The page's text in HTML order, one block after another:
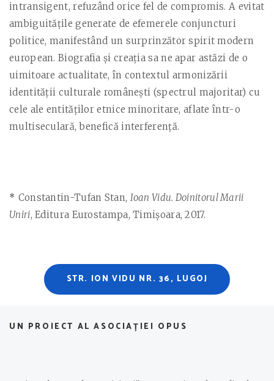
intransigent, refuzând orice fel de compromis. A evitat
ambiguităţile generate de efemerele conjuncturi
politice, manifestând un surprinzător spirit modern
european. Biografia şi creaţia sa ne apar astăzi de o
uimitoare actualitate, în contextul armonizării
identităţii culturale româneşti (spectrul majoritar) cu
cele ale entităţilor etnice minoritare, aflate într-o
multiseculară, benefică interferenţă.
* Constantin-Tufan Stan, Ioan Vidu. Doinitorul Marii
Uniri, Editura Eurostampa, Timișoara, 2017.
STR. ION VIDU NR. 36, LUGOJ
UN PROIECT AL ASOCIAȚIEI OPUS